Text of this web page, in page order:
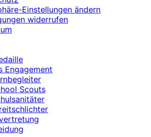
Einstellungen ändern
widerrufen
Engagement
Scouts